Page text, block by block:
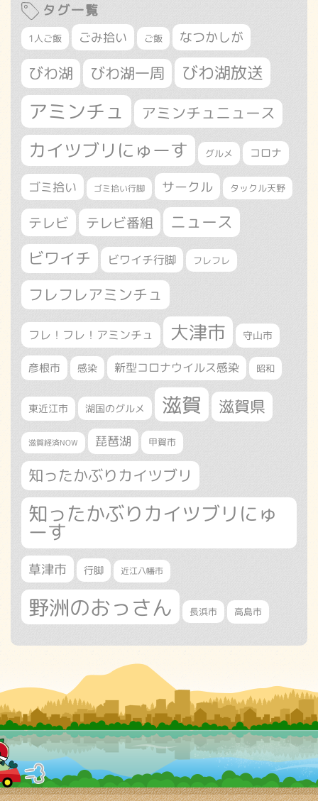
タグ一覧
1人ご飯 ごみ拾い ご飯 なつかしが
びわ湖 びわ湖一周 びわ湖放送
アミンチュ アミンチュニュース
カイツブリにゅーす グルメ コロナ
ゴミ拾い ゴミ拾い行脚 サークル タックル天野
テレビ テレビ番組 ニュース
ビワイチ ビワイチ行脚 フレフレ
フレフレアミンチュ
フレ！フレ！アミンチュ 大津市 守山市
彦根市 感染 新型コロナウイルス感染 昭和
東近江市 湖国のグルメ 滋賀 滋賀県
滋賀経済NOW 琵琶湖 甲賀市
知ったかぶりカイツブリ
知ったかぶりカイツブリにゅ
ーす
草津市 行脚 近江八幡市
野洲のおっさん 長浜市 高島市